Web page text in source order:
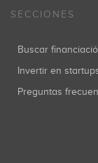
SECCIONES
Buscar
Invertir en
Preguntas